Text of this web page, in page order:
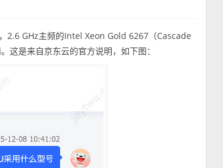
2.6 GHz主频的Intel Xeon Gold 6267（Cascade
是来自京东云的官方说明，如下图：